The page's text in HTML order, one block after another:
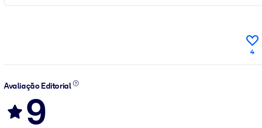
4
Avaliação Editorial
9